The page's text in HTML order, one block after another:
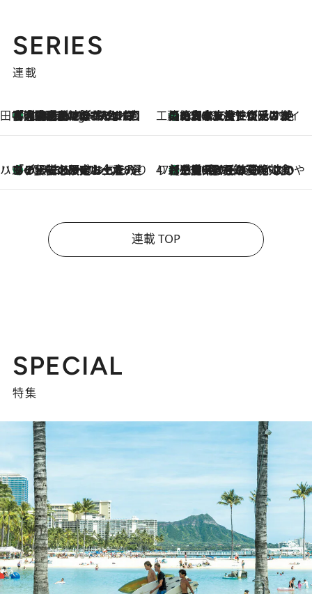
SERIES
連載
田中稲の勝手に再ブーム
4 Hours Ago
「湘南乃風に憧れて」観客大盛上がりの“タオル回し”に、ラッパー顔負けの高速歌唱まで…さだまさし（74）のアグレッシブすぎる現在地 工藤まやのおもてなしハワイ
2026.8.6
【ハワイ土産】ローカルの絶大な支持で復活！ 絶品の幻クッキー《元ファンの日本人女性が受け継いだ名店》
ハワイ賢者 リサのお気に入りリスト2026.8.6
あの伝説の限定トートも！ リニューアルした「ディーン＆デルーカ ハワイ」で必須のお土産8選 47都道府県の手みやげ ひんやりスイーツで夏を満喫
2026.8.6
【三重県】この夏絶対食べたい 冷やしておいしいおやつ3選 お餅×アイスの新感覚スイーツ
連載 TOP
SPECIAL
特集